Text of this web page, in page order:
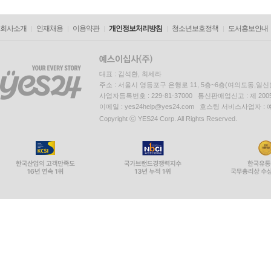
회사소개 인재채용 이용약관 개인정보처리방침 청소년보호정책 도서홍보안내
대표 : 김석환, 최세라
주소 : 서울시 영등포구 은행로 11, 5층~6층(여의도동,일신
사업자등록번호 : 229-81-37000 통신판매업신고 : 제
이메일 : yes24help@yes24.com 호스팅 서비스사업자 :
Copyright ⓒ YES24 Corp. All Rights Reserved.